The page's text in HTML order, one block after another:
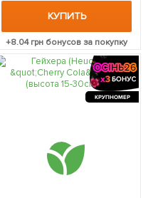
КУПИТЬ
+8.04грн бонусов за покупку
КРУПНОМЕР